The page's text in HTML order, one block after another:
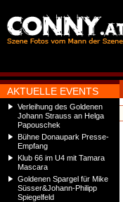
AKTUELLE EVENTS
Verleihung des Goldenen
Johann Strauss an Helga
Papouschek
Bühne Donaupark Presse-
Empfang
Klub 66 im U4 mit Tamara
Mascara
Goldenen Spargel für Mike
Süsser&Johann-Philipp
Spiegelfeld